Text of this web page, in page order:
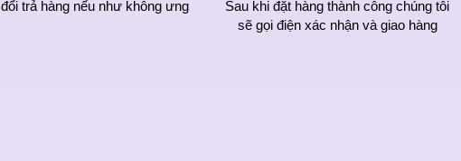
đổi trả hàng nếu như không ưng
Sau khi đặt hàng thành công chúng tôi
sẽ gọi điện xác nhận và giao hàng